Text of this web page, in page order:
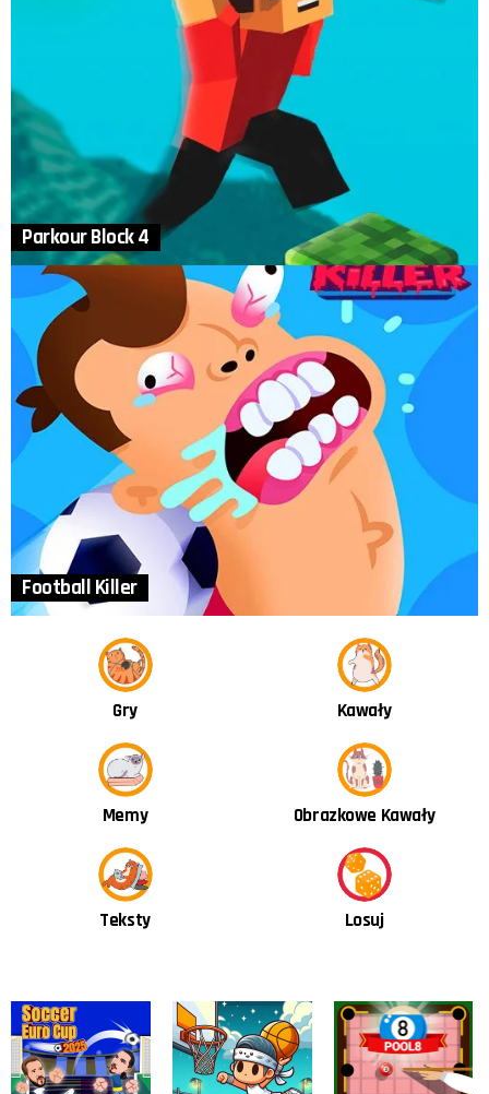
Parkour Block 4
Football Killer
OSTATNIE
TREŚCI
Gry Kawały
Memy Obrazkowe Kawały
Teksty Losuj